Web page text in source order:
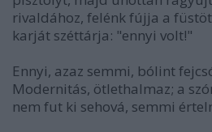
rivaldához, felénk fújja a
karját széttárja: "ennyi volt!"
Ennyi, azaz semmi, bólint
Modernitás, ötlethalmaz; a
nem fut ki sehová, semmi